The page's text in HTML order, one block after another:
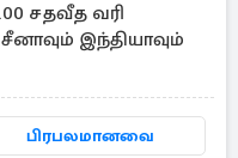
சதவீத வரி
இந்தியாவும்
பிரபலமானவை